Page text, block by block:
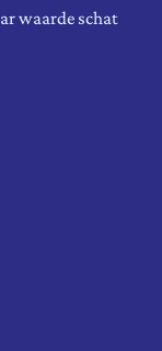
waarde schat